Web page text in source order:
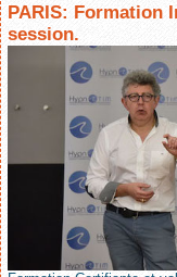
PARIS: Formation
session.